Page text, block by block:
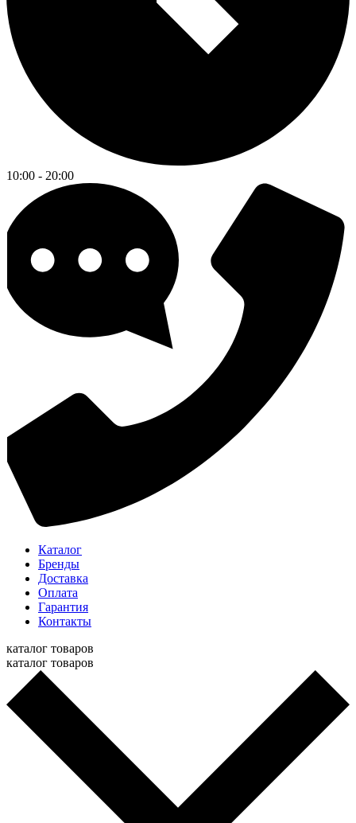
10:00 - 20:00
Каталог
Бренды
Доставка
Оплата
Гарантия
Контакты
каталог товаров
каталог товаров